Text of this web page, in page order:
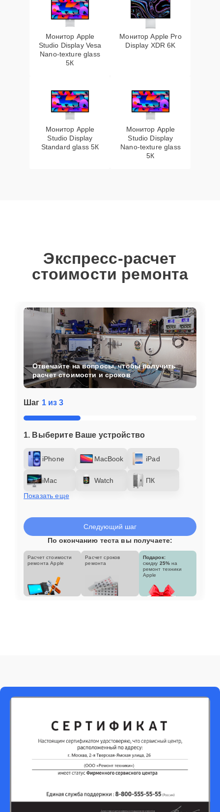
Монитор Apple
Studio Display Vesa
Nano-texture glass
5К
Монитор Apple Pro
Display XDR 6K
Монитор Apple
Studio Display
Standard glass 5К
Монитор Apple
Studio Display
Nano-texture glass
5К
Экспресс-расчет
стоимости ремонта
Шаг 1 из 3
1. Выберите Ваше устройство
iPhone MacBook iPad
iMac Watch
ПК
Показать еще
Отвечайте на вопросы, чтобы получить
расчет стоимости и сроков
Следующий шаг
По окончанию теста вы получаете:
Расчет стоимости
ремонта Apple
Расчет сроков
ремонта
Подарок:
скидку 25% на
ремонт техники
Apple